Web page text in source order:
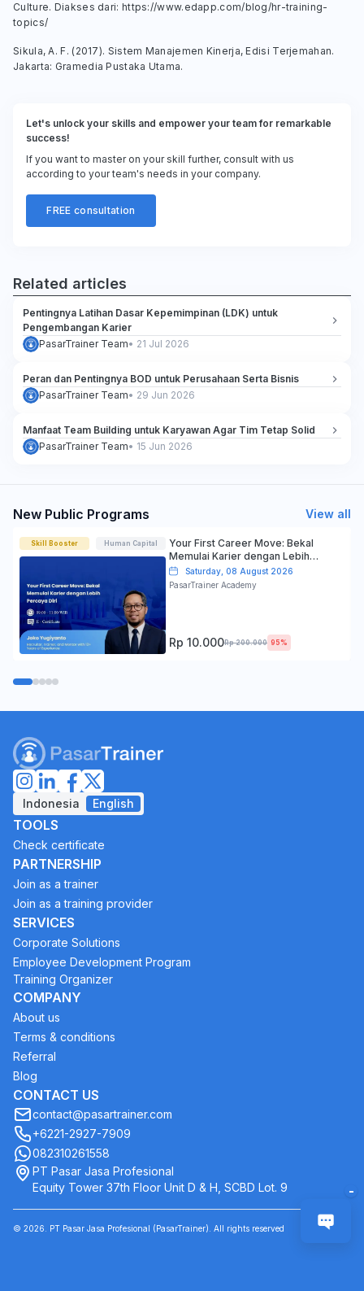
-
Culture. Diakses dari: https://www.edapp.com/blog/hr-training-
topics/
Sikula, A. F. (2017). Sistem Manajemen Kinerja, Edisi Terjemahan.
Jakarta: Gramedia Pustaka Utama.
Let's unlock your skills and empower your team for remarkable
success!
If you want to master on your skill further, consult with us
according to your team's needs in your company.
FREE consultation
Related articles
Pentingnya Latihan Dasar Kepemimpinan (LDK) untuk
Pengembangan Karier
PasarTrainer Team• 21 Jul 2026
Peran dan Pentingnya BOD untuk Perusahaan Serta Bisnis
PasarTrainer Team• 29 Jun 2026
Manfaat Team Building untuk Karyawan Agar Tim Tetap Solid
PasarTrainer Team• 15 Jun 2026
New Public Programs View all
Skill Booster Human Capital
Your First Career Move: Bekal
Memulai Karier dengan Lebih
Percaya Diri
Saturday, 08 August 2026
PasarTrainer Academy
Rp 10.000Rp 200.000 95%
Indonesia English
TOOLS
Check certificate
PARTNERSHIP
Join as a trainer
Join as a training provider
SERVICES
Corporate Solutions
Employee Development Program
Training Organizer
COMPANY
About us
Terms & conditions
Referral
Blog
CONTACT US
contact@pasartrainer.com
+6221-2927-7909
082310261558
PT Pasar Jasa Profesional
Equity Tower 37th Floor Unit D & H, SCBD Lot. 9
© 2026 . PT Pasar Jasa Profesional (PasarTrainer). All rights reserved